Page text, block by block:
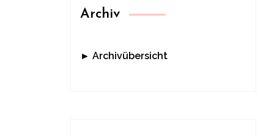
Archiv
► Archivübersicht